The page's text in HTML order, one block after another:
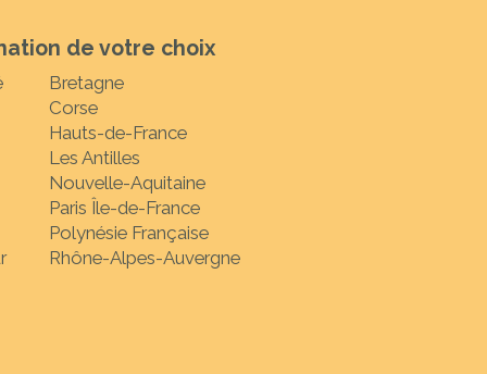
de votre choix
Bretagne
Corse
Hauts-de-France
Les Antilles
Nouvelle-Aquitaine
Paris Île-de-France
Polynésie Française
Rhône-Alpes-Auvergne